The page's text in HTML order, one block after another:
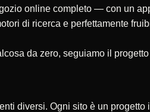
online completo — con un
di ricerca e perfettamente
da zero, seguiamo il
diversi. Ogni sito è un